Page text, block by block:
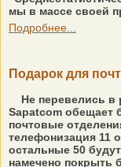
мы в массе своей
Подробнее...
Подарок для
Не перевелись в
Sapatcom обещает
почтовые
телефонизация 11
остальные 50
намечено покрыть